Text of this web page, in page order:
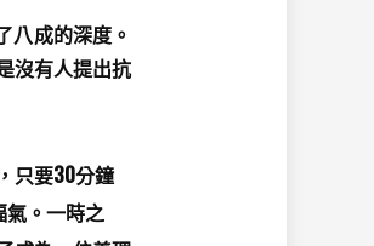
成的深度。
沒有人提出抗
只要30分鐘
。一時之